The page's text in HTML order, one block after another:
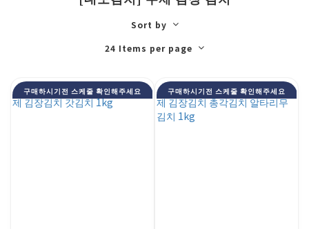
Sort by
24 Items per page
구매하시기전 스케줄 확인해주세요 구매하시기전 스케줄 확인해주세요